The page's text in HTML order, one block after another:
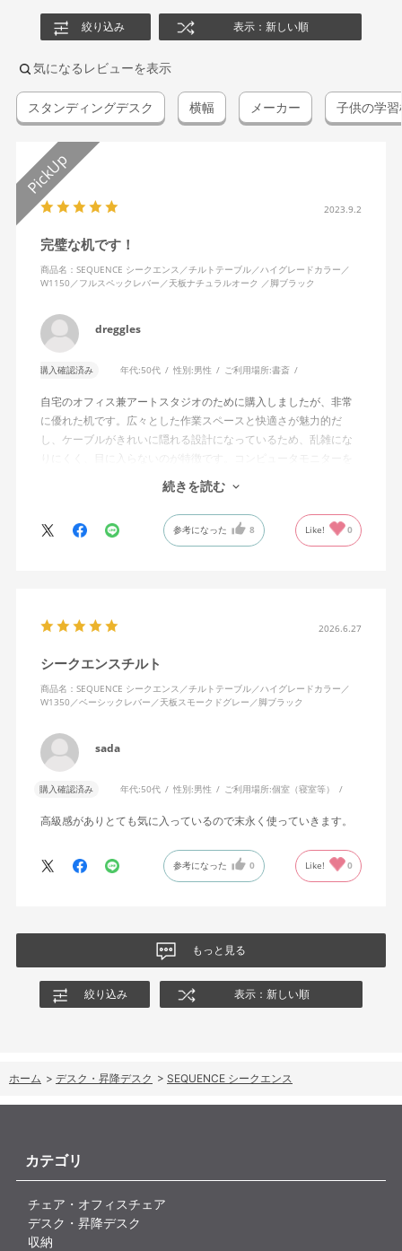
絞り込み 表示：新しい順
気になるレビューを表示
スタンディングデスク 横幅 メーカー 子供の学
2023.9.2
完璧な机です！
商品名：SEQUENCE シークエンス／チルトテーブル／ハイグレードカラー／
W1150／フルスペックレバー／天板ナチュラルオーク ／脚ブラック
dreggles
購入確認済み 年代:50代 性別:男性 ご利用場所:書斎
自宅のオフィス兼アートスタジオのために購入しましたが、非常
に優れた机です。広々とした作業スペースと快適さが魅力的だ
し、ケーブルがきれいに隠れる設計になっているため、乱雑にな
りにくく、目に入らないのが特徴です。コンピュータモニターを
置くスペースの高さも完璧で、長時間の作業でも疲れにくいで
昇降機能のおかげで、座っても立っても作業が可能で、その柔軟
続きを読む
参考になった 8 Like! 0
2026.6.27
シークエンスチルト
商品名：SEQUENCE シークエンス／チルトテーブル／ハイグレードカラー／
W1350／ベーシックレバー／天板スモークドグレー／脚ブラック
sada
購入確認済み 年代:50代 性別:男性 ご利用場所:個室（寝室等）
高級感がありとても気に入っているので末永く使っていきます。
参考になった 0 Like! 0
もっと見る
絞り込み 表示：新しい順
ホーム > デスク・昇降デスク > SEQUENCE シークエンス
カテゴリ
チェア・オフィスチェア
デスク・昇降デスク
収納